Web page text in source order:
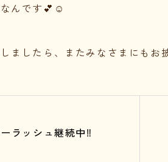
んです💕☺️
ましたら、またみなさまにもお
ラッシュ継続中‼️